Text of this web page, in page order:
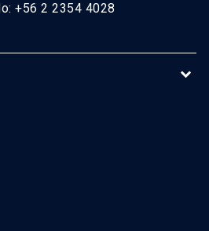
+56 2 2354 4028